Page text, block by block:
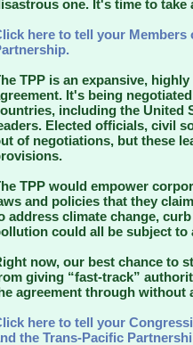
one. It's time to take
here to tell your
TPP is an expansive,
It's being
including the United
Elected officials, civil
of negotiations, but these
TPP would empower
and policies that they
address climate change,
could all be subject to
now, our best chance to
giving “fast-track”
agreement through without
here to tell your
the Trans-Pacific